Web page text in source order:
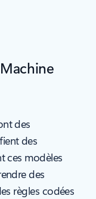
des
des
ces modèles
des
règles codées